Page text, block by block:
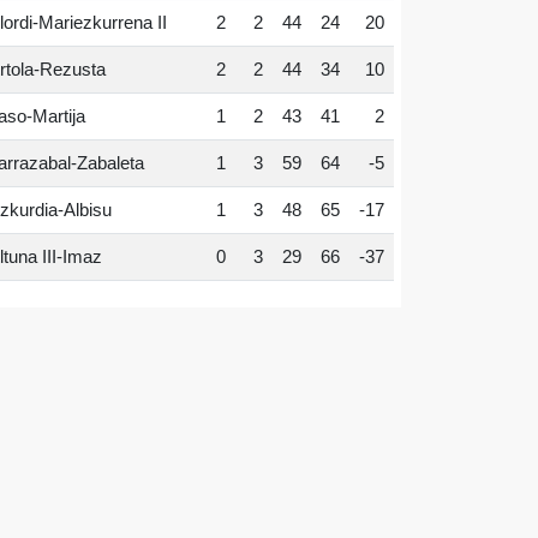
Mariezkurrena II 2 2 44 24 20
Rezusta 2 2 44 34 10
Martija 1 2 43 41 2
Zabaleta 1 3 59 64 -5
Albisu 1 3 48 65 -17
III-Imaz 0 3 29 66 -37